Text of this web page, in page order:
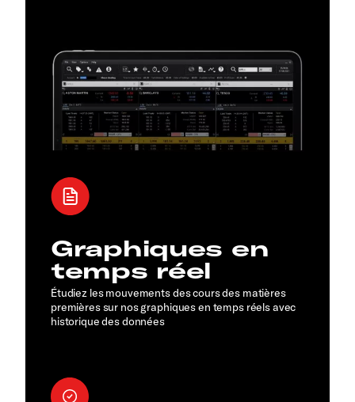
Graphiques en
temps réel
Étudiez les mouvements des cours des matières
premières sur nos graphiques en temps réels avec
historique des données